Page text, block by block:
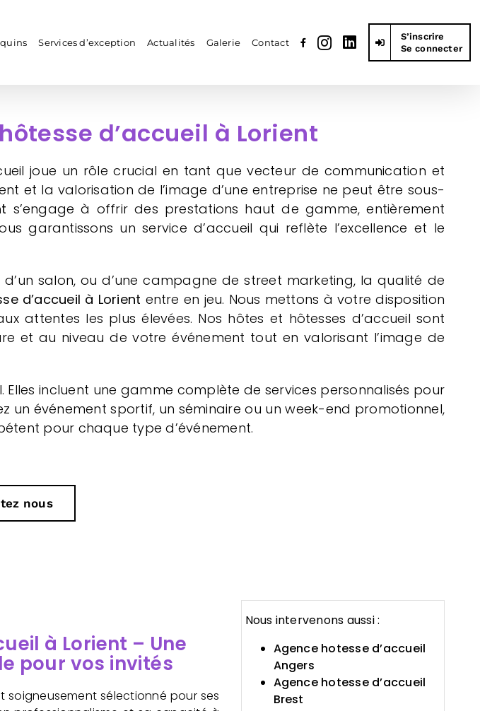
Services d’exception Actualités Galerie Contact
S’inscrire
Se connecter
hôtesse d’accueil à Lorient
joue un rôle crucial en tant que vecteur de communication et
et la valorisation de l’image d’une entreprise ne peut être sous-
s’engage à offrir des prestations haut de gamme, entièrement
garantissons un service d’accueil qui reflète l’excellence et le
d’un salon, ou d’une campagne de street marketing, la qualité de
d’accueil à Lorient entre en jeu. Nous mettons à votre disposition
attentes les plus élevées. Nos hôtes et hôtesses d’accueil sont
et au niveau de votre événement tout en valorisant l’image de
incluent une gamme complète de services personnalisés pour
un événement sportif, un séminaire ou un week-end promotionnel,
pour chaque type d’événement.
nous
à Lorient – Une
pour vos invités
sélectionné pour ses
Nous intervenons aussi :
Agence hotesse d’accueil
Angers
Agence hotesse d’accueil
Brest